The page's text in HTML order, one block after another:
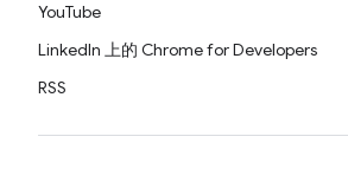
YouTube
LinkedIn 上的 Chrome for Developers
RSS